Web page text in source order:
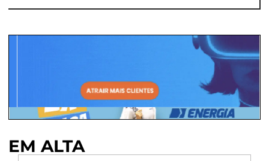
EM ALTA